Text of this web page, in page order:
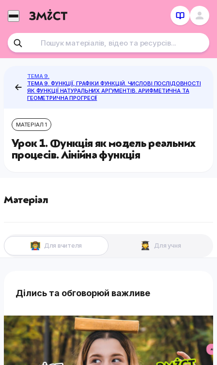
Перейти
до
ТЕМА 9.
ТЕМА 9. ФУНКЦІЇ, ГРАФІКИ ФУНКЦІЙ. ЧИСЛОВІ ПОСЛІДОВНОСТІ
ЯК ФУНКЦІЇ НАТУРАЛЬНИХ АРГУМЕНТІВ. АРИФМЕТИЧНА ТА
ГЕОМЕТРИЧНА ПРОГРЕСІЇ
МАТЕРІАЛ 1
Урок 1. Функція як модель реальних
процесів. Лінійна функція
Матеріал
Для вчителя Для учня
Ділись та обговорюй важливе